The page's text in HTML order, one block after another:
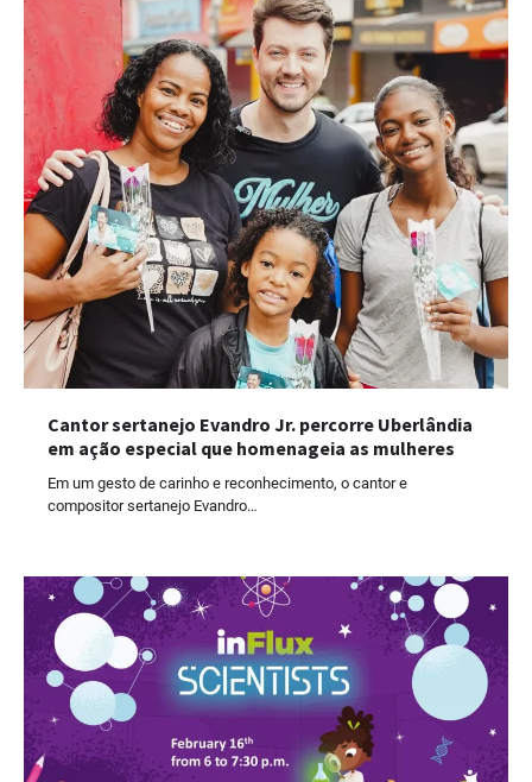
Cantor sertanejo Evandro Jr. percorre Uberlândia
em ação especial que homenageia as mulheres
Em um gesto de carinho e reconhecimento, o cantor e
compositor sertanejo Evandro…